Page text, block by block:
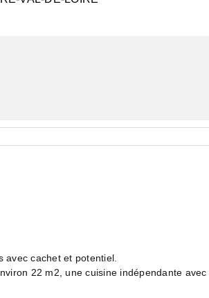
avec cachet et potentiel.
22 m2, une cuisine indépendante avec